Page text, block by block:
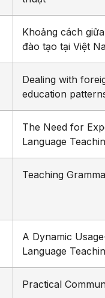
Khoảng cách
đào tạo tại Việt
Dealing with
education
The Need for
Language
Teaching
A Dynamic
Language
Practical